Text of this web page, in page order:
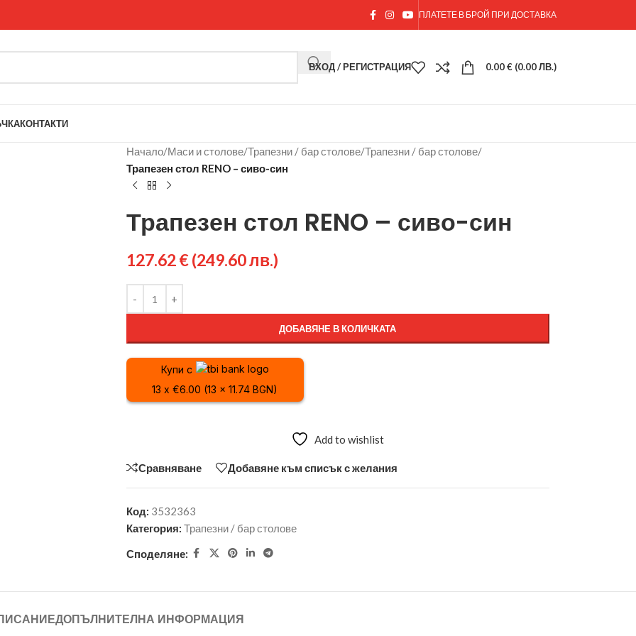
ПЛАТЕТЕ В БРОЙ ПРИ ДОСТАВКА
ВХОД / РЕГИСТРАЦИЯ 0.00€ (0.00 ЛВ.)
КОНТАКТИ
Начало/Маси и столове/Трапезни / бар столове/Трапезни / бар столове/
Трапезен стол RENO – сиво-син
Трапезен стол RENO – сиво-син
127.62€(249.60 лв.)
ДОБАВЯНЕ В КОЛИЧКАТА
Купи с
13 x €6.00 (13 x 11.74 BGN)
Add to wishlist
Сравняване Добавяне към списък с желания
Код: 3532363
Категория: Трапезни / бар столове
Споделяне:
ДОПЪЛНИТЕЛНА ИНФОРМАЦИЯ